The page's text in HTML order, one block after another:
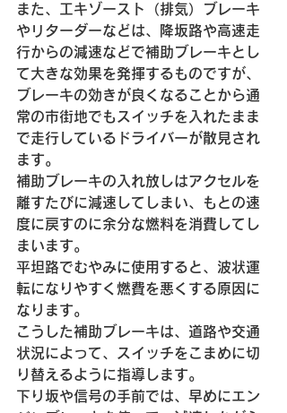
また、工キゾースト（排気）ブレーキ
やリターダーなどは、降坂路や高速走
行からの減速などで補助ブレーキとし
て大きな効果を発揮するものですが、
ブレーキの効きが良くなることから通
常の市街地でもスイッチを入れたまま
で走行しているドライバーが散見され
ます。
補助ブレーキの入れ放しはアクセルを
離すたびに減速してしまい、もとの速
度に戻すのに余分な燃料を消費してし
まいます。
平坦路でむやみに使用すると、波状運
転になりやすく燃費を悪くする原因に
なります。
こうした補助ブレーキは、道路や交通
状況によって、スイッチをこまめに切
り替えるように指導します。
下り坂や信号の手前では、早めにエン